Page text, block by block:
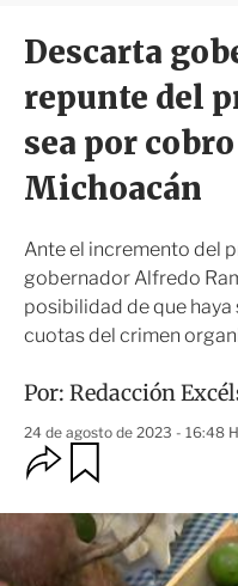
Descarta
repunte del
sea por
Michoacán
Ante el incremento del
gobernador Alfredo
posibilidad de que
cuotas del crimen
Por: Redacción
24 de agosto de 2023 - 16:48
O
p
i
o
n
r
d
a
r